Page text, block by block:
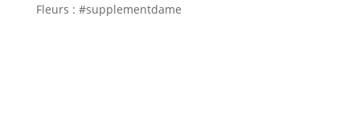
Fleurs : #supplementdame